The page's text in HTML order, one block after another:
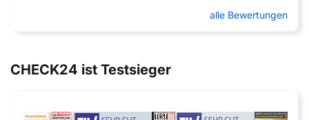
alle Bewertungen
CHECK24 ist Testsieger